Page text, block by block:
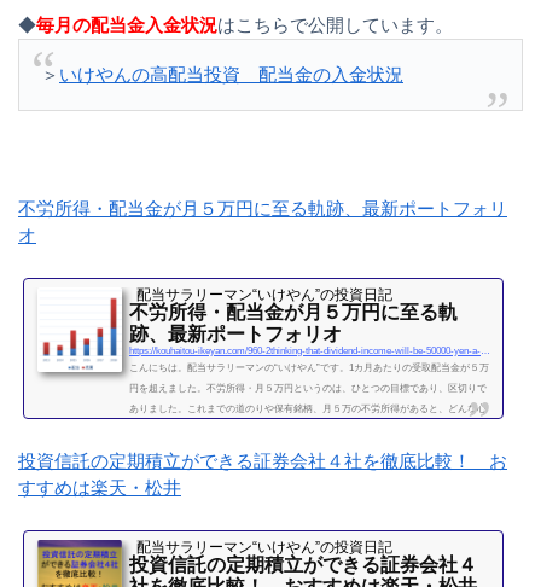
◆毎月の配当金入金状況はこちらで公開しています。
＞ いけやんの高配当投資 配当金の入金状況
不労所得・配当金が月５万円に至る軌跡、最新ポートフォリ
オ
配当サラリーマン“いけやん”の投資日記 ​
不労所得・配当金が月５万円に至る軌
跡、最新ポートフォリオ
https://kouhaitou-ikeyan.com/960-2thinking-that-dividend-income-will-be-50000-yen-a-month
こんにちは。配当サラリーマンの“いけやん”です。1カ月あたりの受取配当金が５万
円を超えました。不労所得・月５万円というのは、ひとつの目標であり、区切りで
ありました。これまでの道のりや保有銘柄、月５万の不労所得があると、どんな心
ーマンを続けて感じたこと・辞めるための行動【体験談】サラリーマンが資産運用
を10年間続けて分かった4つのこと不労所得という名の受取配当金、月５万円に到達
2019年になり、不労所得という名の受取配当金が月額５万...
投資信託の定期積立ができる証券会社４社を徹底比較！ お
すすめは楽天・松井
配当サラリーマン“いけやん”の投資日記 ​
投資信託の定期積立ができる証券会社４